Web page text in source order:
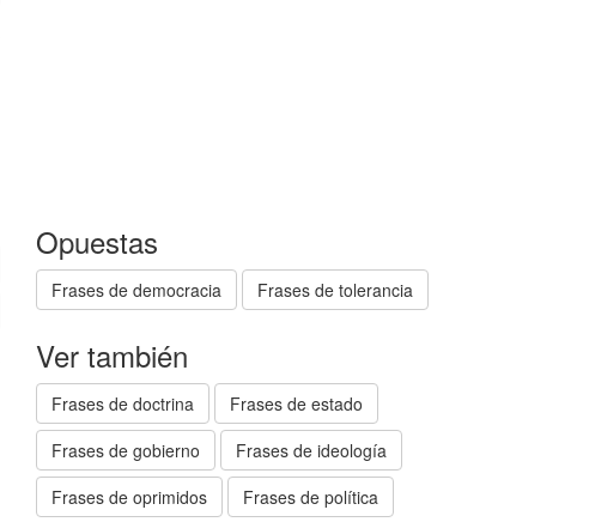
Opuestas
Frases de democracia Frases de tolerancia
Ver también
Frases de doctrina
Frases de estado
Frases de gobierno
Frases de ideología
Frases de oprimidos
Frases de política